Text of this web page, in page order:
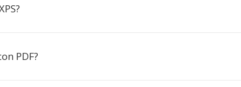
PDF?